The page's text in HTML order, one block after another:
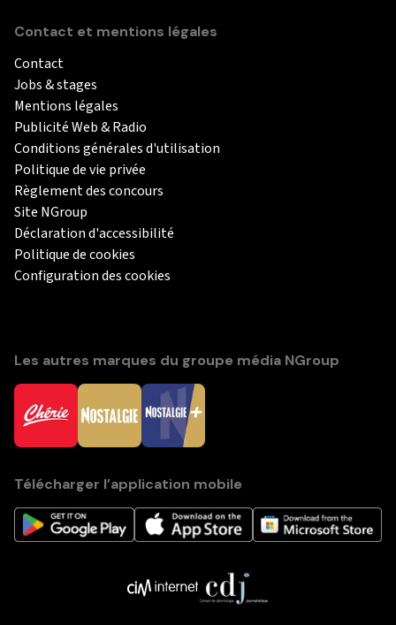
Contact et mentions légales
Contact
Jobs & stages
Mentions légales
Publicité Web & Radio
Conditions générales d'utilisation
Politique de vie privée
Règlement des concours
Site NGroup
Déclaration d'accessibilité
Politique de cookies
Configuration des cookies
Les autres marques du groupe média NGroup
Télécharger l’application mobile